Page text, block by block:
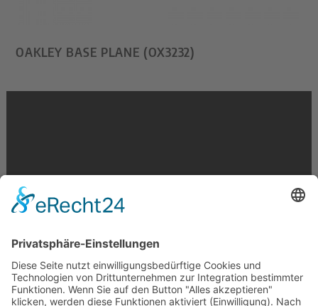
OAKLEY BASE PLANE (OX3232)